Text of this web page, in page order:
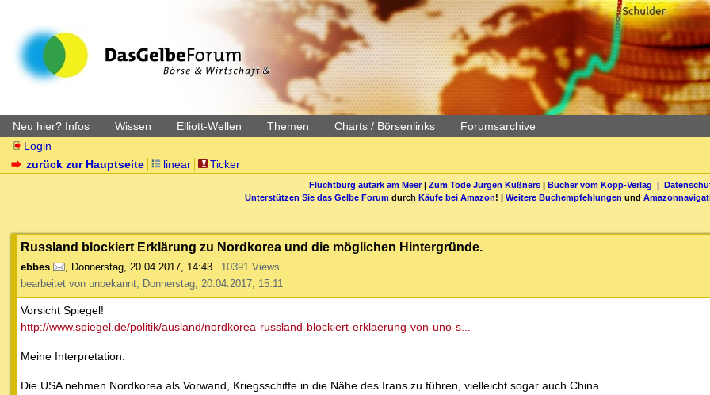
Neu hier? Infos Wissen Elliott-Wellen Themen Charts / Börsenlinks Forumsarchive
Login
zurück zur Hauptseite
linear Ticker
Fluchtburg autark am Meer| Zum Tode Jürgen Küßners| Bücher vom Kopp-Verlag |
Unterstützen Sie das Gelbe Forum durch Käufe bei Amazon! | Weitere Buchempfehlungen und
Russland blockiert Erklärung zu Nordkorea und die möglichen Hintergründe.
ebbes , Donnerstag, 20.04.2017, 14:43
10391 Views
bearbeitet von unbekannt, Donnerstag, 20.04.2017, 15:11
Vorsicht Spiegel!
http://www.spiegel.de/politik/ausland/nordkorea-russland-blockiert-erklaerung-von-uno-s...
Meine Interpretation:
Die USA nehmen Nordkorea als Vorwand, Kriegsschiffe in die Nähe des Irans zu führen, vielleicht sogar auch China.